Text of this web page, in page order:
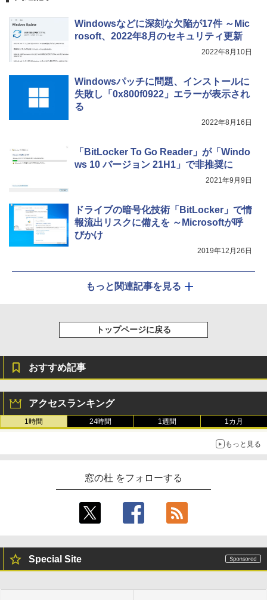
11インチカラーディスプレイ、64GBスト
レージ、ノート機能搭載、明るさ自動調
￥115,980
Windowsなどに深刻な欠陥が17件 ～Mic
rosoft、2022年8月のセキュリティ更新
2022年8月10日
Windowsパッチに問題、インストールに
失敗し「0x800f0922」エラーが表示され
る
2022年8月16日
「BitLocker To Go Reader」が「Windo
ws 10 バージョン 21H1」で非推奨に
2021年9月9日
ドライブの暗号化技術「BitLocker」で情
報流出リスクに備えを ～Microsoftが呼
びかけ
2019年12月26日
もっと関連記事を見る
トップページに戻る
おすすめ記事
アクセスランキング
1時間 24時間 1週間 1カ月
もっと見る
窓の杜 をフォローする
Special Site